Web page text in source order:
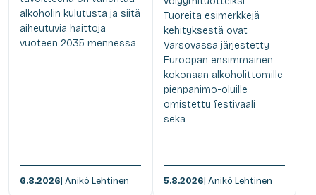
alkoholin kulutusta ja siitä
aiheutuvia haittoja
vuoteen 2035 mennessä.
6.8.2026| Anikó Lehtinen
Tuoreita esimerkkejä
kehityksestä ovat
Varsovassa järjestetty
Euroopan ensimmäinen
kokonaan alkoholittomille
pienpanimo-oluille
omistettu festivaali
sekä...
5.8.2026| Anikó Lehtinen